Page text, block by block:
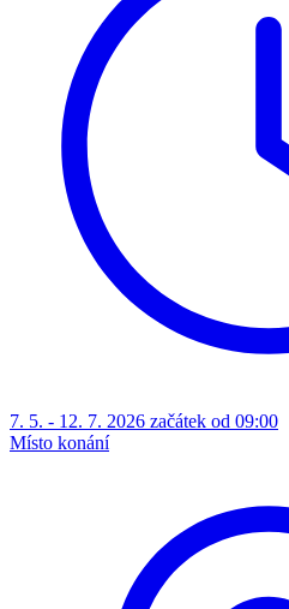
7. 5. - 12. 7. 2026 začátek od 09:00
Místo konání